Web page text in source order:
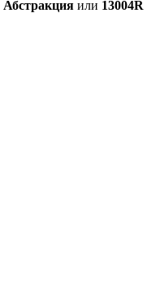
Абстракция или 13004R